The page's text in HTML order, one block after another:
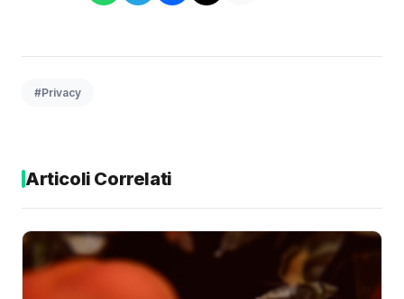
#Privacy
Articoli Correlati